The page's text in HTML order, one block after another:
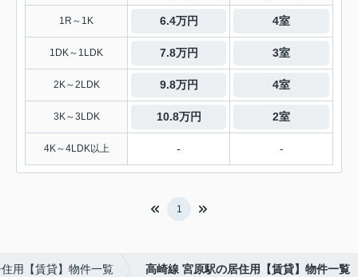
1R～1K 6.4万円 4室
1DK～1LDK 7.8万円 3室
2K～2LDK 9.8万円 4室
3K～3LDK 10.8万円 2室
4K～4LDK以上 - -
1
用【賃貸】物件一覧 高崎線 宮原駅の居住用【賃貸】物件一覧